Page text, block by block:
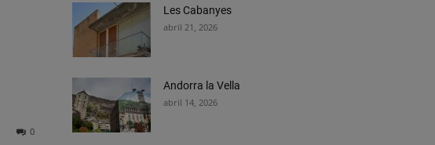
0
Les Cabanyes
abril 21, 2026
Andorra la Vella
abril 14, 2026